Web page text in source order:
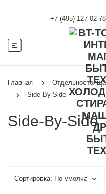
+7 (495) 127-02-78
Главная
Side-By-Side
Side-By-Side